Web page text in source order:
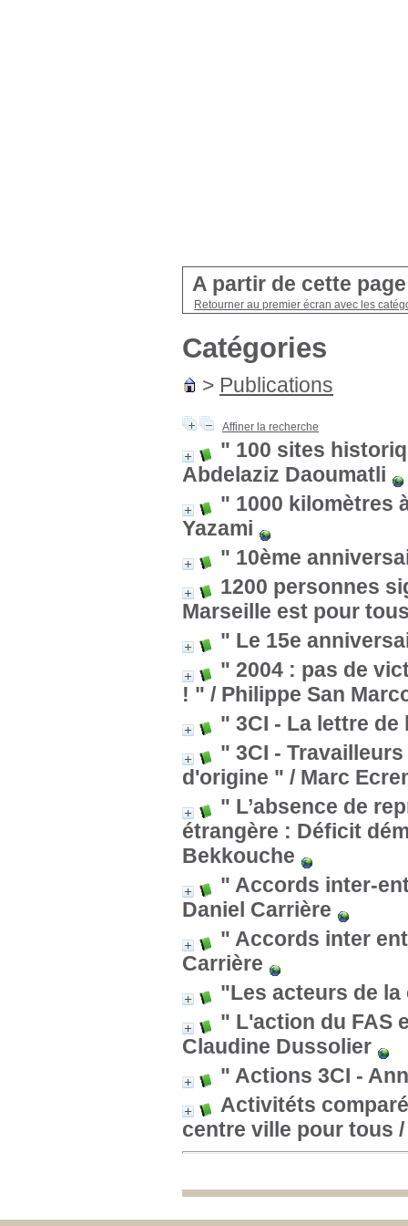
A partir de cette
Retourner au premier écran avec les
Catégories
> Publications
Affiner la recherche
" 100 sites
Abdelaziz Daoumatli
" 1000 kilomètres
Yazami
" 10ème
1200 personnes
Marseille est pour
" Le 15e
" 2004 : pas de
! " / Philippe San
" 3CI - La lettre
" 3CI -
d'origine " / Marc
" L’absence de
étrangère : Déficit
Bekkouche
" Accords inter-
Daniel Carrière
" Accords inter
Carrière
"Les acteurs de
" L'action du FAS
Claudine Dussolier
" Actions 3CI -
Activitéts
centre ville pour tous